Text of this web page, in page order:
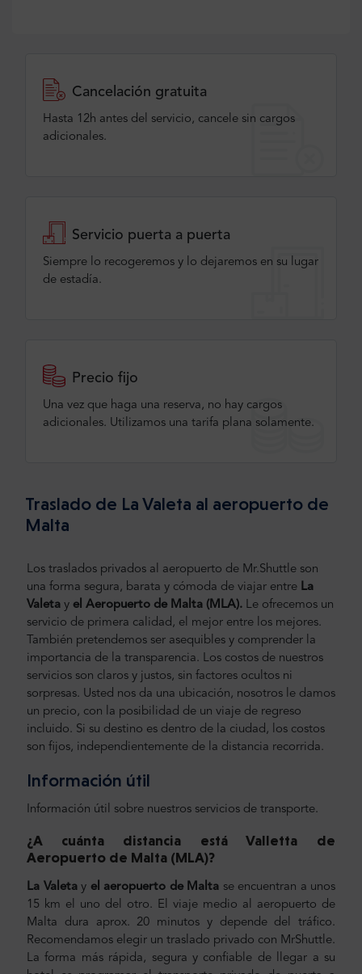
Cancelación gratuita
Hasta 12h antes del servicio, cancele sin cargos
adicionales.
Servicio puerta a puerta
Siempre lo recogeremos y lo dejaremos en su lugar
de estadía.
Precio fijo
Una vez que haga una reserva, no hay cargos
adicionales. Utilizamos una tarifa plana solamente.
Traslado de La Valeta al aeropuerto de
Malta
Los traslados privados al aeropuerto de Mr.Shuttle son
una forma segura, barata y cómoda de viajar entre La
Valeta y el Aeropuerto de Malta (MLA). Le ofrecemos un
servicio de primera calidad, el mejor entre los mejores.
También pretendemos ser asequibles y comprender la
importancia de la transparencia. Los costos de nuestros
servicios son claros y justos, sin factores ocultos ni
sorpresas. Usted nos da una ubicación, nosotros le damos
un precio, con la posibilidad de un viaje de regreso
incluido. Si su destino es dentro de la ciudad, los costos
son fijos, independientemente de la distancia recorrida.
Información útil
Información útil sobre nuestros servicios de transporte.
¿A cuánta distancia está Valletta de
Aeropuerto de Malta (MLA)?
La Valetay el aeropuerto de Malta se encuentran a unos
15 km el uno del otro. El viaje medio al aeropuerto de
Malta dura aprox. 20 minutos y depende del tráfico.
Recomendamos elegir un traslado privado con MrShuttle.
La forma más rápida, segura y confiable de llegar a su